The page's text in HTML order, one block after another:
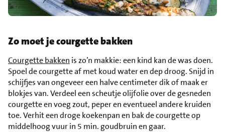
Zo moet je courgette bakken
Courgette bakken is zo’n makkie: een kind kan de was doen.
Spoel de courgette af met koud water en dep droog. Snijd in
schijfjes van ongeveer een halve centimeter dik of maak er
blokjes van. Verdeel een scheutje olijfolie over de gesneden
courgette en voeg zout, peper en eventueel andere kruiden
toe. Verhit een droge koekenpan en bak de courgette op
middelhoog vuur in 5 min. goudbruin en gaar.